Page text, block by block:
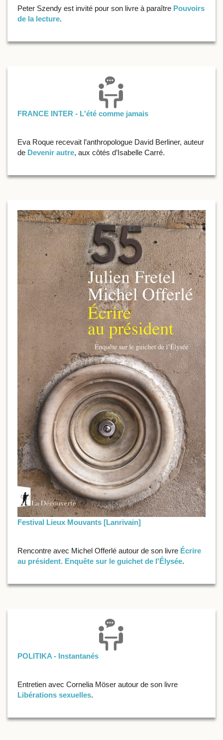
Peter Szendy est invité pour son livre à paraître Pouvoirs
de la lecture.
FRANCE INTER - L'été comme jamais
Eva Roque recevait l’anthropologue David Berliner, auteur
de Devenir autre, aux côtés d’Isabelle Carré.
Festival Lieux Mouvants [Lanrivain]
Rencontre avec Michel Offerlé autour de son livre Écrire
au président. Enquête sur le guichet de l'Élysée.
POLITIKA - Instantanés
Entretien avec Cornelia Möser autour de son livre
Libérations sexuelles.